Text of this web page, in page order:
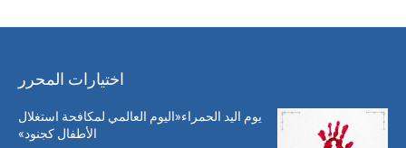
اختيارات المحرر
يوم اليد الحمراء«اليوم العالمي لمكافحة استغلال
الأطفال كجنود»